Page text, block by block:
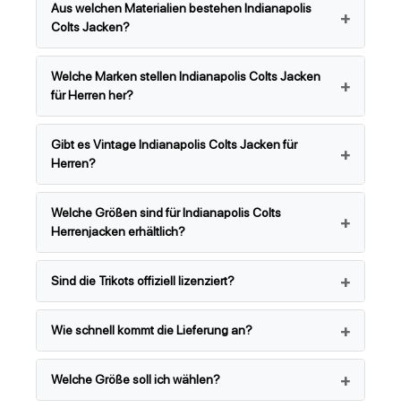
Aus welchen Materialien bestehen Indianapolis
Colts Jacken?
Welche Marken stellen Indianapolis Colts Jacken
für Herren her?
Gibt es Vintage Indianapolis Colts Jacken für
Herren?
Welche Größen sind für Indianapolis Colts
Herrenjacken erhältlich?
Sind die Trikots offiziell lizenziert?
Wie schnell kommt die Lieferung an?
Welche Größe soll ich wählen?